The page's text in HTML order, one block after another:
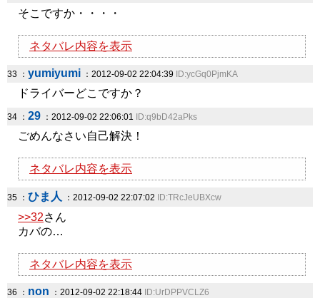
そこですか・・・・
ネタバレ内容を表示
33 ： yumiyumi ：2012-09-02 22:04:39 ID:ycGq0PjmKA
ドライバーどこですか？
34 ： 29 ：2012-09-02 22:06:01 ID:q9bD42aPks
ごめんなさい自己解決！
ネタバレ内容を表示
35 ： ひま人 ：2012-09-02 22:07:02 ID:TRcJeUBXcw
>>32さん
カバの…
ネタバレ内容を表示
36 ： non ：2012-09-02 22:18:44 ID:UrDPPVCLZ6